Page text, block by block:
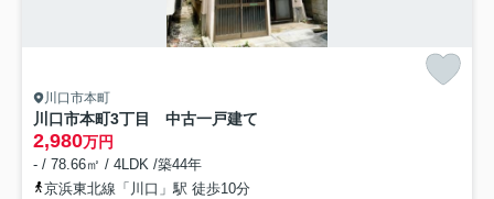
川口市本町
川口市本町3丁目 中古一戸建て
2,980万円
- / 78.66㎡ / 4LDK /築44年
京浜東北線「川口」駅 徒歩10分